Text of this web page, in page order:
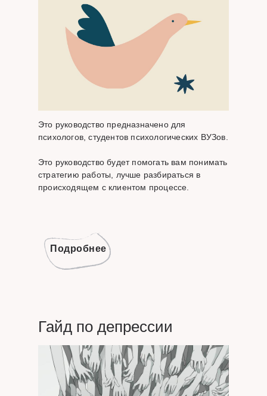
Гайд по депрессии
Это руководство предназначено для
психологов, студентов психологических ВУЗов.
Это руководство будет помогать вам понимать
стратегию работы, лучше разбираться в
происходящем с клиентом процессе.
Подробнее